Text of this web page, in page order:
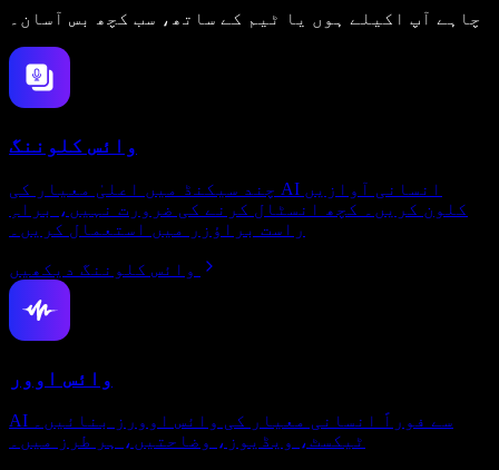
چاہے آپ اکیلے ہوں یا ٹیم کے ساتھ، سب کچھ بس آسان۔
وائس کلوننگ
چند سیکنڈ میں اعلیٰ معیار کی AI انسانی آوازیں
کلون کریں۔ کچھ انسٹال کرنے کی ضرورت نہیں، براہِ
راست براؤزر میں استعمال کریں۔
وائس کلوننگ دیکھیں
وائس اوور
AI سے فوراً انسانی معیار کی وائس اوورز بنائیں۔
ٹیکسٹ، ویڈیوز، وضاحتیں، ہر طرز میں۔